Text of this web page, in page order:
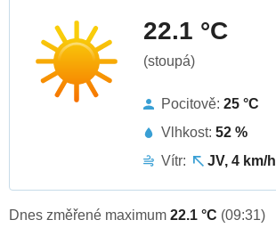
22.1 °C
(stoupá)
Pocitově: 25 °C
Vlhkost: 52 %
Vítr:
JV, 4 km/h
Dnes změřené maximum 22.1 °C (09:31)